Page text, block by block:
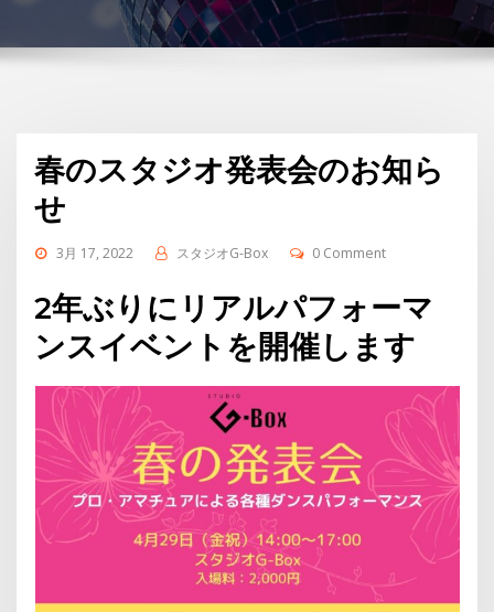
春のスタジオ発表会のお知ら
せ
3月 17, 2022 スタジオG-Box 0 Comment
2年ぶりにリアルパフォーマ
ンスイベントを開催します